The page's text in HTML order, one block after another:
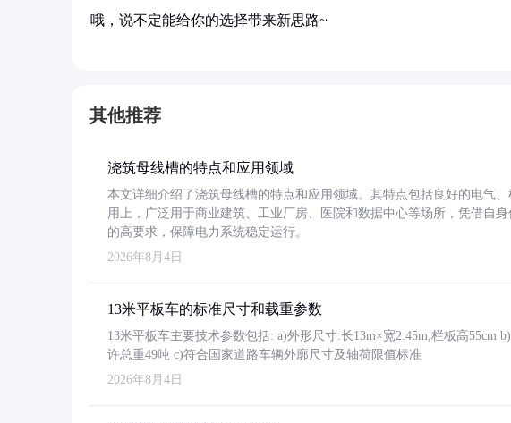
哦，说不定能给你的选择带来新思路~
其他推荐
浇筑母线槽的特点和应用领域
本文详细介绍了浇筑母线槽的特点和应用领域。其特点包括良好的电气
用上，广泛用于商业建筑、工业厂房、医院和数据中心等场所，凭借自
的高要求，保障电力系统稳定运行。
2026年8月4日
13米平板车的标准尺寸和载重参数
13米平板车主要技术参数包括: a)外形尺寸:长13m×宽2.45m,栏板高55cm
许总重49吨 c)符合国家道路车辆外廓尺寸及轴荷限值标准
2026年8月4日